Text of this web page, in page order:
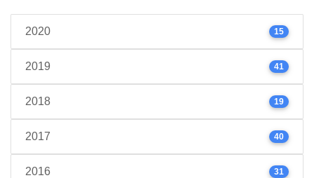
2020 15
2019 41
2018 19
2017 40
2016 31